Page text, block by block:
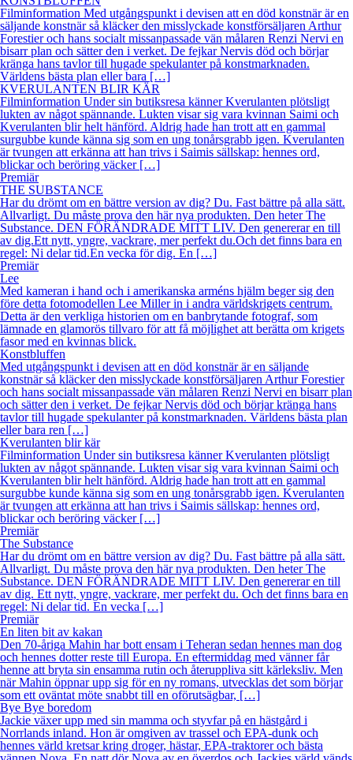
Filminformation Med utgångspunkt i devisen att en död konstnär är en
säljande konstnär så kläcker den misslyckade konstförsäljaren Arthur
Forestier och hans socialt missanpassade vän målaren Renzi Nervi en
bisarr plan och sätter den i verket. De fejkar Nervis död och börjar
kränga hans tavlor till hugade spekulanter på konstmarknaden.
Världens bästa plan eller bara […]
KVERULANTEN BLIR KÄR
Filminformation Under sin butiksresa känner Kverulanten plötsligt
lukten av något spännande. Lukten visar sig vara kvinnan Saimi och
Kverulanten blir helt hänförd. Aldrig hade han trott att en gammal
surgubbe kunde känna sig som en ung tonårsgrabb igen. Kverulanten
är tvungen att erkänna att han trivs i Saimis sällskap: hennes ord,
blickar och beröring väcker […]
Premiär
THE SUBSTANCE
Har du drömt om en bättre version av dig? Du. Fast bättre på alla sätt.
Allvarligt. Du måste prova den här nya produkten. Den heter The
Substance. DEN FÖRÄNDRADE MITT LIV. Den genererar en till
av dig.Ett nytt, yngre, vackrare, mer perfekt du.Och det finns bara en
regel: Ni delar tid.En vecka för dig. En […]
Premiär
Lee
Med kameran i hand och i amerikanska arméns hjälm beger sig den
före detta fotomodellen Lee Miller in i andra världskrigets centrum.
Detta är den verkliga historien om en banbrytande fotograf, som
lämnade en glamorös tillvaro för att få möjlighet att berätta om krigets
fasor med en kvinnas blick.
Konstbluffen
Med utgångspunkt i devisen att en död konstnär är en säljande
konstnär så kläcker den misslyckade konstförsäljaren Arthur Forestier
och hans socialt missanpassade vän målaren Renzi Nervi en bisarr plan
och sätter den i verket. De fejkar Nervis död och börjar kränga hans
tavlor till hugade spekulanter på konstmarknaden. Världens bästa plan
eller bara ren […]
Kverulanten blir kär
Filminformation Under sin butiksresa känner Kverulanten plötsligt
lukten av något spännande. Lukten visar sig vara kvinnan Saimi och
Kverulanten blir helt hänförd. Aldrig hade han trott att en gammal
surgubbe kunde känna sig som en ung tonårsgrabb igen. Kverulanten
är tvungen att erkänna att han trivs i Saimis sällskap: hennes ord,
blickar och beröring väcker […]
Premiär
The Substance
Har du drömt om en bättre version av dig? Du. Fast bättre på alla sätt.
Allvarligt. Du måste prova den här nya produkten. Den heter The
Substance. DEN FÖRÄNDRADE MITT LIV. Den genererar en till
av dig. Ett nytt, yngre, vackrare, mer perfekt du. Och det finns bara en
regel: Ni delar tid. En vecka […]
Premiär
En liten bit av kakan
Den 70-åriga Mahin har bott ensam i Teheran sedan hennes man dog
och hennes dotter reste till Europa. En eftermiddag med vänner får
henne att bryta sin ensamma rutin och återuppliva sitt kärleksliv. Men
när Mahin öppnar upp sig för en ny romans, utvecklas det som börjar
som ett oväntat möte snabbt till en oförutsägbar, […]
Bye Bye boredom
Jackie växer upp med sin mamma och styvfar på en hästgård i
Norrlands inland. Hon är omgiven av trassel och EPA-dunk och
hennes värld kretsar kring droger, hästar, EPA-traktorer och bästa